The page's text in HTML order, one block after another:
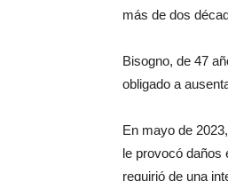
más de dos
Bisogno, de 47
obligado a
En mayo de
le provocó daños
requirió de una